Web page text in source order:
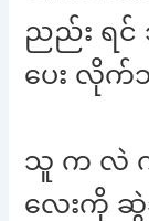
ညည်း ရင်
ပေး လိုက်
သူ က လဲ က
လေးကို ဆွဲ